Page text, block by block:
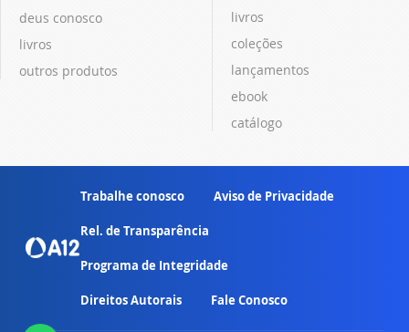
deus conosco
livros
outros produtos
livros
coleções
lançamentos
ebook
catálogo
Trabalhe conosco Aviso de Privacidade
Rel. de Transparência
Programa de Integridade
Direitos Autorais Fale Conosco